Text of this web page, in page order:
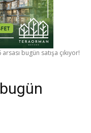
bugün satışa çıkıyor!